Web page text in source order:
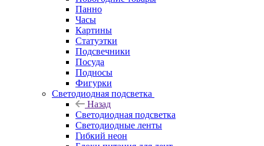
Панно
Часы
Картины
Статуэтки
Подсвечники
Посуда
Подносы
Фигурки
Светодиодная подсветка
Назад
Светодиодная подсветка
Светодиодные ленты
Гибкий неон